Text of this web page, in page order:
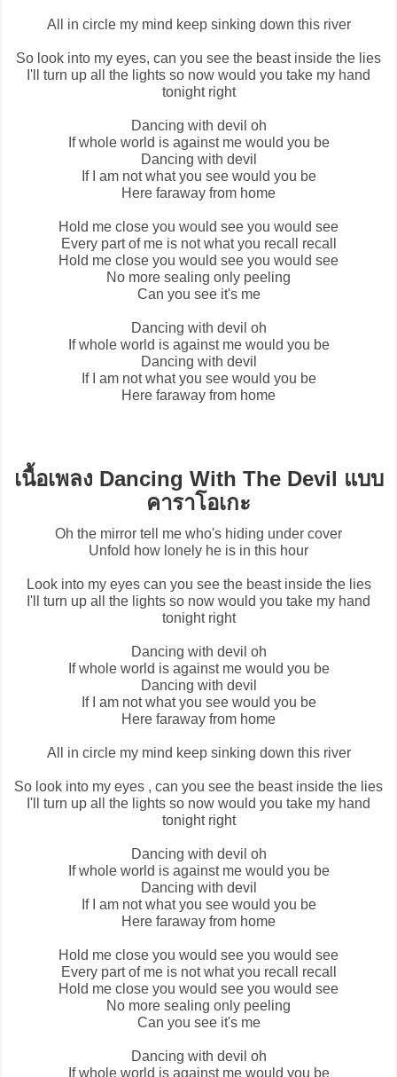
All in circle my mind keep sinking down this river
So look into my eyes, can you see the beast inside the lies
I'll turn up all the lights so now would you take my hand
tonight right
Dancing with devil oh
If whole world is against me would you be
Dancing with devil
If I am not what you see would you be
Here faraway from home
Hold me close you would see you would see
Every part of me is not what you recall recall
Hold me close you would see you would see
No more sealing only peeling
Can you see it's me
Dancing with devil oh
If whole world is against me would you be
Dancing with devil
If I am not what you see would you be
Here faraway from home
เนื้อเพลง Dancing With The Devil แบบ
คาราโอเกะ
Oh the mirror tell me who's hiding under cover
Unfold how lonely he is in this hour
Look into my eyes can you see the beast inside the lies
I'll turn up all the lights so now would you take my hand
tonight right
Dancing with devil oh
If whole world is against me would you be
Dancing with devil
If I am not what you see would you be
Here faraway from home
All in circle my mind keep sinking down this river
So look into my eyes , can you see the beast inside the lies
I'll turn up all the lights so now would you take my hand
tonight right
Dancing with devil oh
If whole world is against me would you be
Dancing with devil
If I am not what you see would you be
Here faraway from home
Hold me close you would see you would see
Every part of me is not what you recall recall
Hold me close you would see you would see
No more sealing only peeling
Can you see it's me
Dancing with devil oh
If whole world is against me would you be